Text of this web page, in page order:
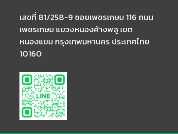
เลขที่ 81/258-9 ซอยเพชรเกษม 116 ถนน
เพชรเกษม แขวงหนองค้างพลู เขต
หนองแขม กรุงเทพมหานคร ประเทศไทย
10160